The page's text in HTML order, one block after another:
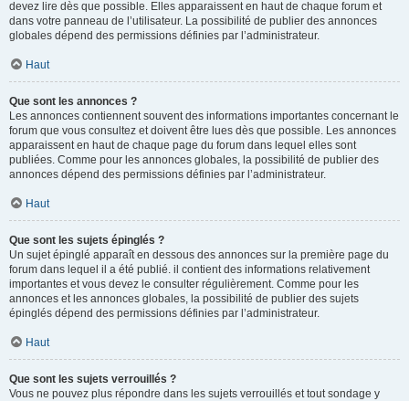
devez lire dès que possible. Elles apparaissent en haut de chaque forum et
dans votre panneau de l’utilisateur. La possibilité de publier des annonces
globales dépend des permissions définies par l’administrateur.
Haut
Que sont les annonces ?
Les annonces contiennent souvent des informations importantes concernant le
forum que vous consultez et doivent être lues dès que possible. Les annonces
apparaissent en haut de chaque page du forum dans lequel elles sont
publiées. Comme pour les annonces globales, la possibilité de publier des
annonces dépend des permissions définies par l’administrateur.
Haut
Que sont les sujets épinglés ?
Un sujet épinglé apparaît en dessous des annonces sur la première page du
forum dans lequel il a été publié. il contient des informations relativement
importantes et vous devez le consulter régulièrement. Comme pour les
annonces et les annonces globales, la possibilité de publier des sujets
épinglés dépend des permissions définies par l’administrateur.
Haut
Que sont les sujets verrouillés ?
Vous ne pouvez plus répondre dans les sujets verrouillés et tout sondage y